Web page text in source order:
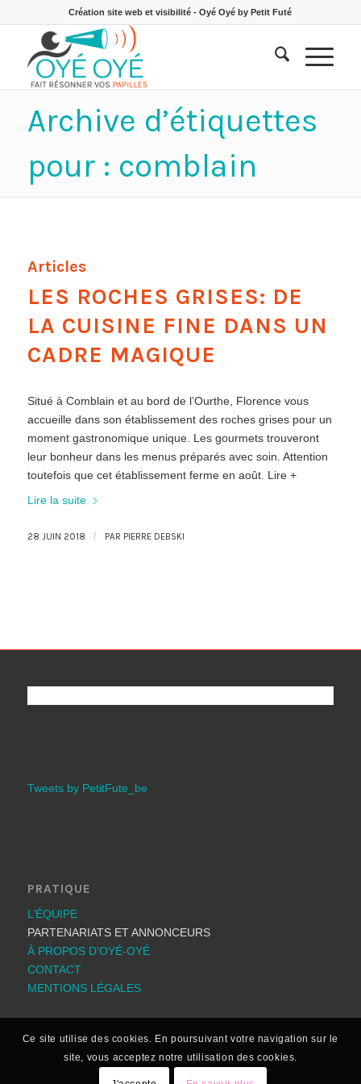
Création site web et visibilité - Oyé Oyé by Petit Futé
Archive d’étiquettes
pour : comblain
Articles
LES ROCHES GRISES: DE
LA CUISINE FINE DANS UN
CADRE MAGIQUE
Situé à Comblain et au bord de l’Ourthe, Florence vous
accueille dans son établissement des roches grises pour un
moment gastronomique unique. Les gourmets trouveront
leur bonheur dans les menus préparés avec soin. Attention
toutefois que cet établissement ferme en août. Lire +
Lire la suite
28 JUIN 2018 / PAR PIERRE DEBSKI
Tweets by PetitFute_be
PRATIQUE
L’ÉQUIPE
PARTENARIATS ET ANNONCEURS
À PROPOS D’OYÉ-OYÉ
CONTACT
MENTIONS LÉGALES
Ce site utilise des cookies. En poursuivant votre navigation sur le
site, vous acceptez notre utilisation des cookies.